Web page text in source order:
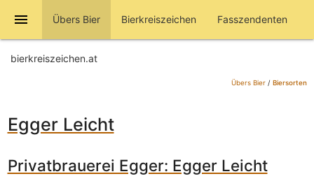
menu Übers Bier Bierkreiszeichen Fasszendenten
bierkreiszeichen.at
Übers Bier/ Biersorten
Egger Leicht
Privatbrauerei Egger: Egger Leicht